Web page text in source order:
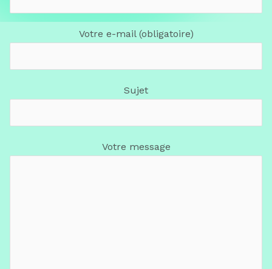
Votre e-mail (obligatoire)
Sujet
Votre message